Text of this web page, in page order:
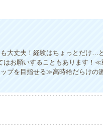
大丈夫！経験はちょっとだけ…と
はお願いすることもあります！≪
プを目指せる≫高時給だらけの